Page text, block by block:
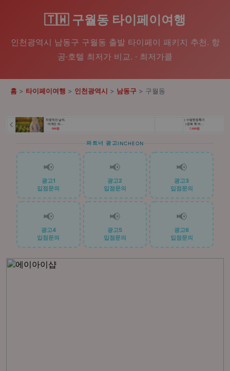
🇹🇼 구월동 타이페이여행
인천광역시 남동구 구월동 출발 타이페이 패키지 추천. 항
공·호텔 최저가 비교. · 최저가콜
홈 > 타이페이여행 > 인천광역시 > 남동구 > 구월동
파트너 광고INCHEON
📢
광고1
입점문의
📢
광고2
입점문의
📢
광고3
입점문의
📢
광고4
입점문의
📢
광고5
입점문의
📢
광고6
입점문의